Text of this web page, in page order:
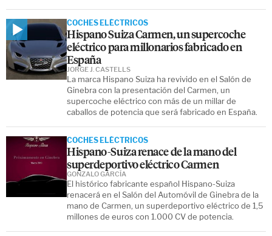
COCHES ELÉCTRICOS
Hispano Suiza Carmen, un supercoche
eléctrico para millonarios fabricado en
España
La marca Hispano Suiza ha revivido en el Salón de
Ginebra con la presentación del Carmen, un
supercoche eléctrico con más de un millar de
caballos de potencia que será fabricado en España.
JORGE J. CASTELLS
COCHES ELÉCTRICOS
Hispano-Suiza renace de la mano del
superdeportivo eléctrico Carmen
El histórico fabricante español Hispano-Suiza
renacerá en el Salón del Automóvil de Ginebra de la
mano de Carmen, un superdeportivo eléctrico de 1,5
millones de euros con 1.000 CV de potencia.
GONZALO GARCÍA